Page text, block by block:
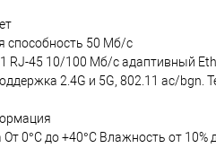
способность 50 Мб/с
RJ-45 10/100 Мб/с адаптивный
2.4G и 5G, 802.11 ac/
0°C до +40°C Влажность от 10%